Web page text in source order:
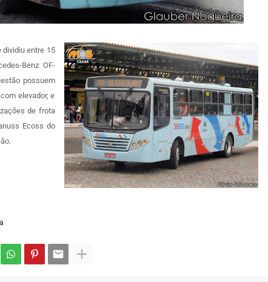
dividiu entre 15
Benz OF-
possuem
elevador, e
de frota
Ecoss do